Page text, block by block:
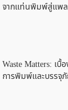
จากแท่นพิมพ์สู่แพ
Waste Matters: เ
การพิมพ์และบรร